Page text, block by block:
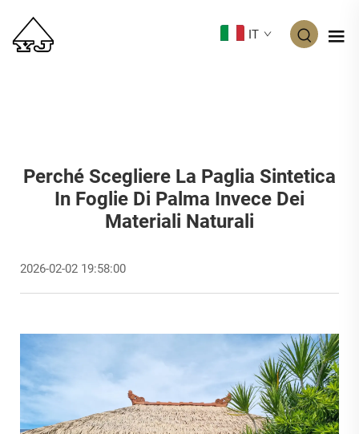
IT
Perché Scegliere La Paglia Sintetica
In Foglie Di Palma Invece Dei
Materiali Naturali
2026-02-02 19:58:00